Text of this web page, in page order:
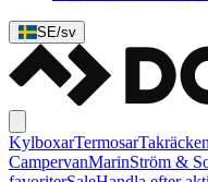
SE/sv
KylboxarTermosarTakräcken
CampervanMarinStröm &